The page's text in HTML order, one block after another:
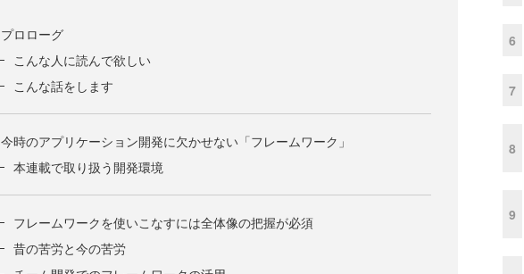
プロローグ
こんな人に読んで欲しい
こんな話をします
今時のアプリケーション開発に欠かせない「フレームワーク」
本連載で取り扱う開発環境
フレームワークを使いこなすには全体像の把握が必須
昔の苦労と今の苦労
6
7
8
9